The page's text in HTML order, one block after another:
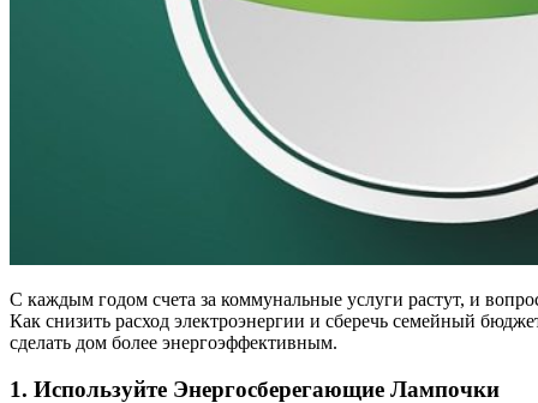
С каждым годом счета за коммунальные услуги растут, и вопрос экономии энергии становится всё более актуальным.
Как снизить расход электроэнергии и сберечь семейный
сделать дом более энергоэффективным.
1. Используйте Энергосберегающие Лампочки